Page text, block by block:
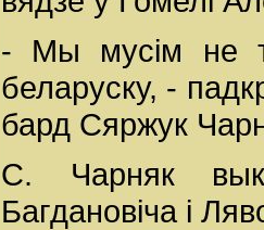
- Мы мусім не
беларуску, -
бард Сяржук
С. Чарняк
Багдановіча і